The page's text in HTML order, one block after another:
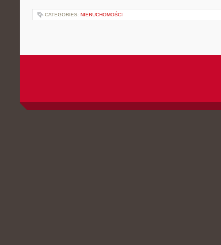
CATEGORIES: NIERUCHOMOŚCI